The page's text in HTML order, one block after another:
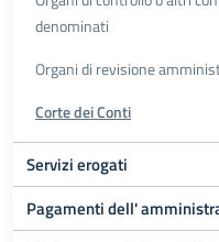
denominati
Organi di revisione
Corte dei Conti
Servizi erogati
Pagamenti dell'